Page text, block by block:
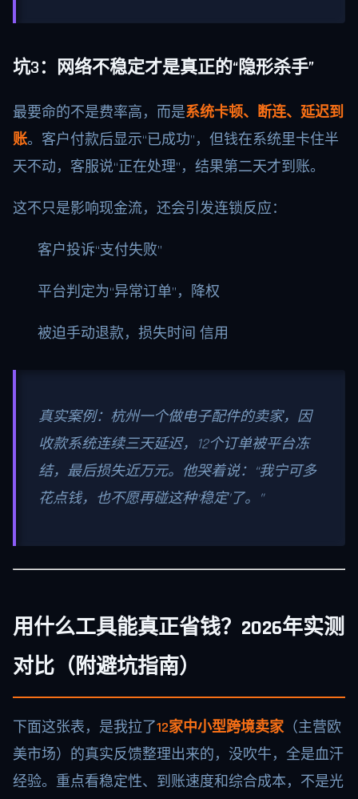
坑3：网络不稳定才是真正的“隐形杀手”
最要命的不是费率高，而是系统卡顿、断连、延迟到
账。客户付款后显示“已成功”，但钱在系统里卡住半
天不动，客服说“正在处理”，结果第二天才到账。
这不只是影响现金流，还会引发连锁反应：
客户投诉“支付失败”
平台判定为“异常订单”，降权
被迫手动退款，损失时间 信用
真实案例：杭州一个做电子配件的卖家，因
收款系统连续三天延迟，12个订单被平台冻
结，最后损失近万元。他哭着说：“我宁可多
花点钱，也不愿再碰这种‘稳定’了。”
用什么工具能真正省钱？2026年实测
对比（附避坑指南）
下面这张表，是我拉了12家中小型跨境卖家（主营欧
美市场）的真实反馈整理出来的，没吹牛，全是血汗
经验。重点看稳定性、到账速度和综合成本，不是光